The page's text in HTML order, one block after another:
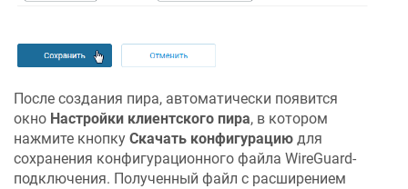
После создания пира, автоматически появится
окно Настройки клиентского пира, в котором
нажмите кнопку Скачать конфигурацию для
сохранения конфигурационного файла WireGuard-
подключения. Полученный файл с расширением